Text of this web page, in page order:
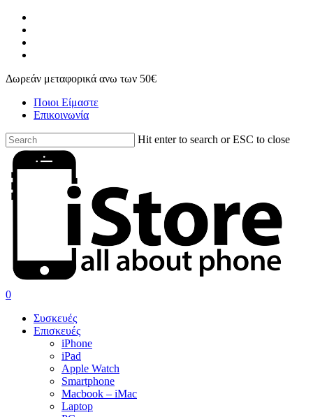
Skip
main
content
Δωρεάν μεταφορικά ανω των 50€
Ποιοι Είμαστε
Επικοινωνία
Hit enter to search or ESC to close
Close
Search
search
account
0
Συσκευές
Επισκευές
iPhone
iPad
Apple Watch
Smartphone
Macbook – iMac
Laptop